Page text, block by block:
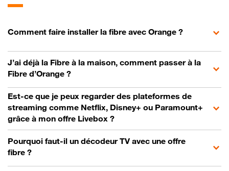
Comment faire installer la fibre avec Orange ?
J’ai déjà la Fibre à la maison, comment passer à la
Fibre d’Orange ?
Est-ce que je peux regarder des plateformes de
streaming comme Netflix, Disney+ ou Paramount+
grâce à mon offre Livebox ?
Pourquoi faut-il un décodeur TV avec une offre
fibre ?